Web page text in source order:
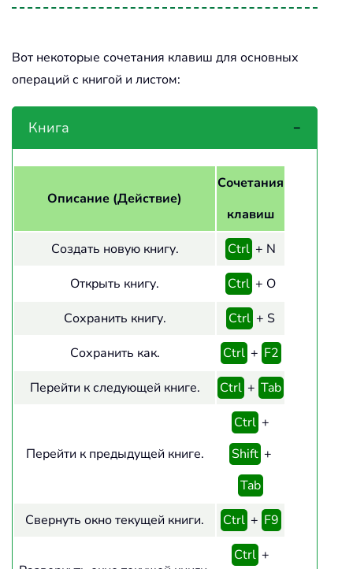
Вот некоторые сочетания клавиш для основных
операций с книгой и листом:
Книга
Описание (Действие)
Сочетания
клавиш
Создать новую книгу.
Ctrl + N
Открыть книгу.
Ctrl + O
Сохранить книгу.
Ctrl + S
Сохранить как.
Ctrl + F2
Перейти к следующей книге.
Ctrl + Tab
Перейти к предыдущей книге.
Ctrl +
Shift +
Tab
Свернуть окно текущей книги.
Ctrl + F9
Ctrl +